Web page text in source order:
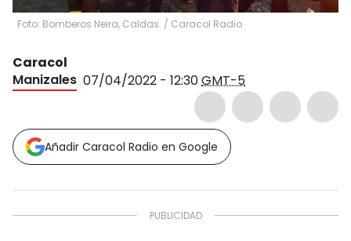
Foto: Bomberos Neira, Caldas. / Caracol Radio
Caracol
Manizales 07/04/2022 - 12:30GMT-5
Añadir Caracol Radio en Google